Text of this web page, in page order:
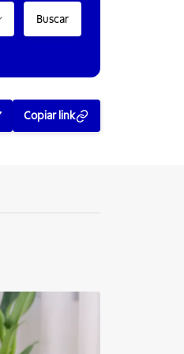
Buscar
Copiar link